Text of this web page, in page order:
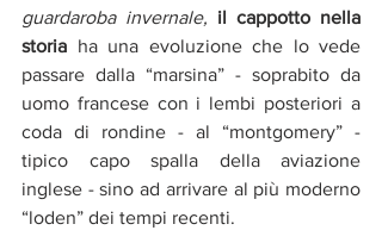
guardaroba invernale, il cappotto nella
storia ha una evoluzione che lo vede
passare dalla “marsina” - soprabito da
uomo francese con i lembi posteriori a
coda di rondine - al “montgomery” -
tipico capo spalla della aviazione
inglese - sino ad arrivare al più moderno
“loden” dei tempi recenti.